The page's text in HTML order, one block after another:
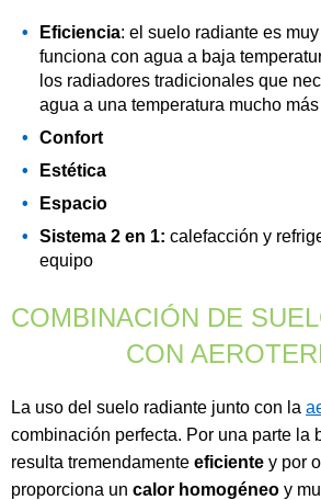
Eficiencia: el suelo radiante es
funciona con agua a baja
los radiadores tradicionales que
agua a una temperatura mucho
Confort
Estética
Espacio
Sistema 2 en 1: calefacción y
equipo
COMBINACIÓN DE
CON
La uso del suelo radiante junto con la
combinación perfecta. Por una parte la
resulta tremendamente eficiente y por
proporciona un calor homogéneo y